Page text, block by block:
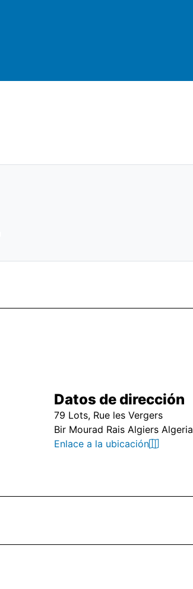
Datos de dirección
79 Lots, Rue les Vergers
Bir Mourad Rais Algiers Algeria
Enlace a la ubicación